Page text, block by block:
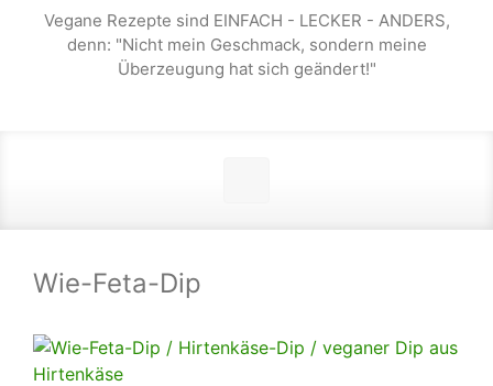
Vegane Rezepte sind EINFACH - LECKER - ANDERS,
denn: "Nicht mein Geschmack, sondern meine
Überzeugung hat sich geändert!"
Wie-Feta-Dip